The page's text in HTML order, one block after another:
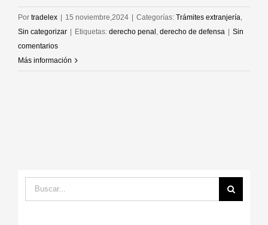
Por tradelex 15 noviembre,2024 Categorías: Trámites extranjería,
Sin categorizar
Etiquetas: derecho penal , derecho de defensa
Sin
comentarios
Más información
Buscar: